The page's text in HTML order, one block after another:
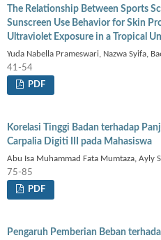
The Relationship Between Sports
Sunscreen Use Behavior for Skin
Ultraviolet Exposure in a Tropical
Yuda Nabella Prameswari, Nazwa Syifa,
41-54
PDF
Korelasi Tinggi Badan terhadap
Carpalia Digiti III pada Mahasiswa
Abu Isa Muhammad Fata Mumtaza, Ayly
75-85
PDF
Pengaruh Pemberian Beban